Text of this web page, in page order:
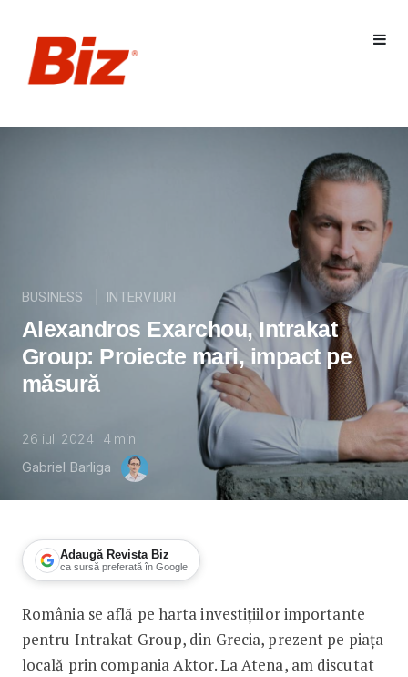
BUSINESS INTERVIURI
Alexandros Exarchou, Intrakat
Group: Proiecte mari, impact pe
măsură
26 iul. 2024 4 min
Gabriel Barliga
Adaugă Revista Biz
ca sursă preferată în Google
Alexandros Exarchou, Intrakat
România se află pe harta investițiilor importante
pentru Intrakat Group, din Grecia, prezent pe piața
locală prin compania Aktor. La Atena, am discutat